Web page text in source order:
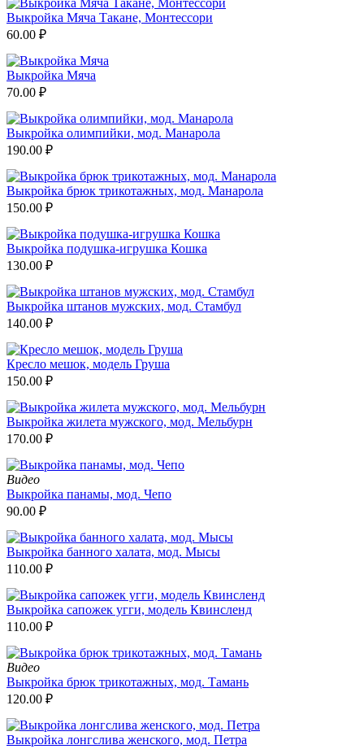
Выкройка Мяча Такане, Монтессори
60.00 ₽
Выкройка Мяча
70.00 ₽
Выкройка олимпийки, мод. Манарола
190.00 ₽
Выкройка брюк трикотажных, мод. Манарола
150.00 ₽
Выкройка подушка-игрушка Кошка
130.00 ₽
Выкройка штанов мужских, мод. Стамбул
140.00 ₽
Кресло мешок, модель Груша
150.00 ₽
Выкройка жилета мужского, мод. Мельбурн
170.00 ₽
Видео
Выкройка панамы, мод. Чепо
90.00 ₽
Выкройка банного халата, мод. Мысы
110.00 ₽
Выкройка сапожек угги, модель Квинсленд
110.00 ₽
Видео
Выкройка брюк трикотажных, мод. Тамань
120.00 ₽
Выкройка лонгслива женского, мод. Петра